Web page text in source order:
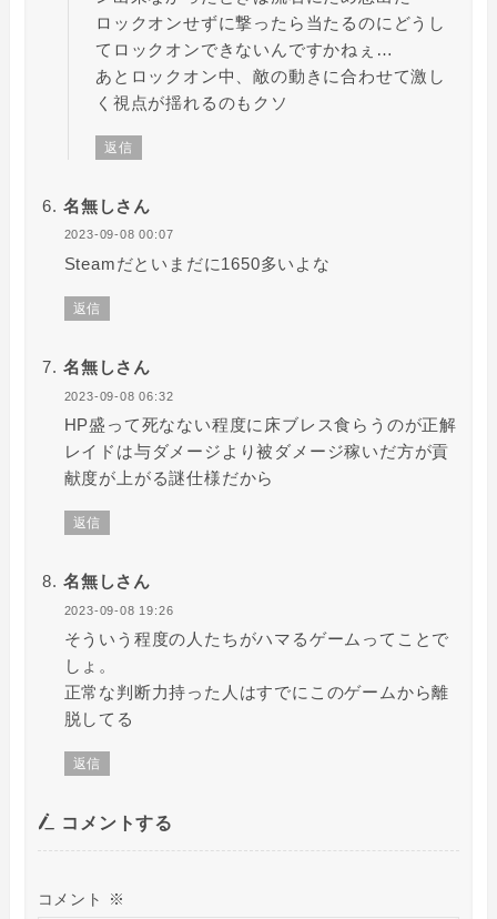
ロックオンせずに撃ったら当たるのにどうし
てロックオンできないんですかねぇ…
あとロックオン中、敵の動きに合わせて激し
く視点が揺れるのもクソ
返信
名無しさん
2023-09-08 00:07
Steamだといまだに1650多いよな
返信
名無しさん
2023-09-08 06:32
HP盛って死なない程度に床ブレス食らうのが正解
レイドは与ダメージより被ダメージ稼いだ方が貢
献度が上がる謎仕様だから
返信
名無しさん
2023-09-08 19:26
そういう程度の人たちがハマるゲームってことで
しょ。
正常な判断力持った人はすでにこのゲームから離
脱してる
返信
コメントする
コメント ※